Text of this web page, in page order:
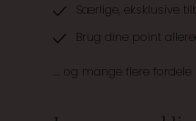
Særlige, eksklusive
Brug dine point
.... og mange flere fordele